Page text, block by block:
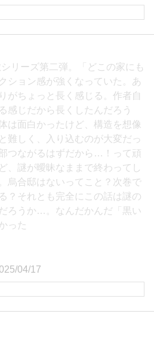
リーズ第二弾。「どこの家にも
ション感が強くなっていた。あ
がちょっと長く感じる。作者自
感じだから長くしたんだろう
は面白かったけど、構造を想像
難しく、入り込むのが大変だっ
つながるはずだから…！って頑
、謎が曖昧なままで終わってし
烏合邸はないってこと？次巻で
？それとも完全にこの話は謎の
ろうか…。なんだかんだ「黒い
った
04/17